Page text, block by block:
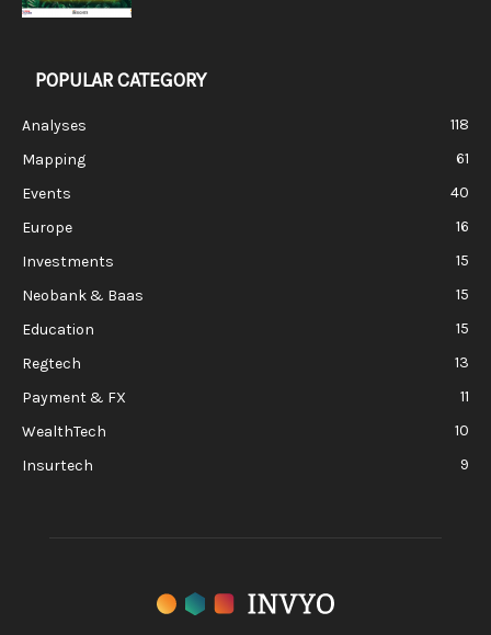
POPULAR CATEGORY
Analyses
118
Mapping
61
Events
40
Europe
16
Investments
15
Neobank & Baas
15
Education
15
Regtech
13
Payment & FX
11
WealthTech
10
Insurtech
9